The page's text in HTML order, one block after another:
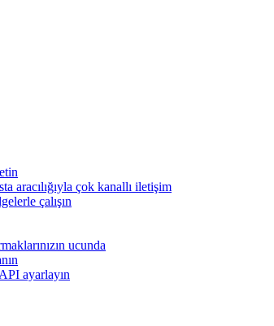
aracılığıyla çok kanallı iletişim
çalışın
ucunda
ayarlayın